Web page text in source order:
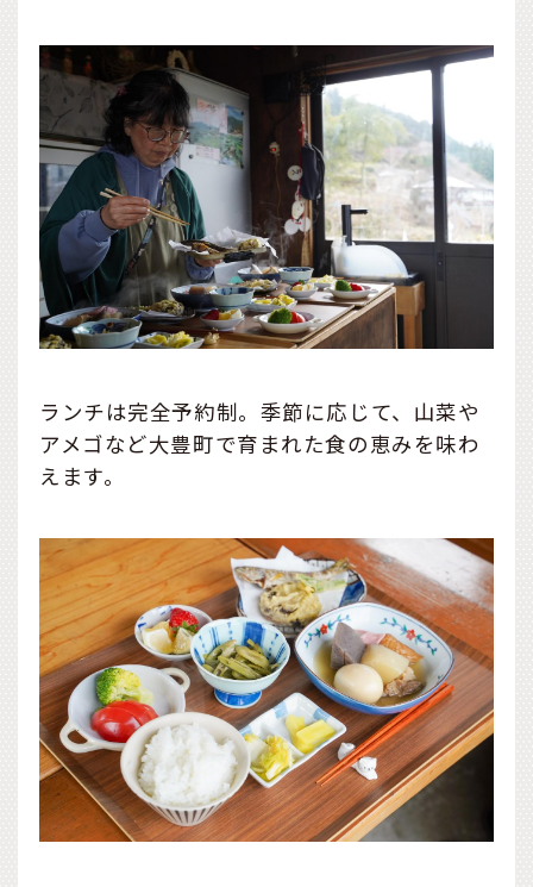
ランチは完全予約制。季節に応じて、山菜や
アメゴなど大豊町で育まれた食の恵みを味わ
えます。